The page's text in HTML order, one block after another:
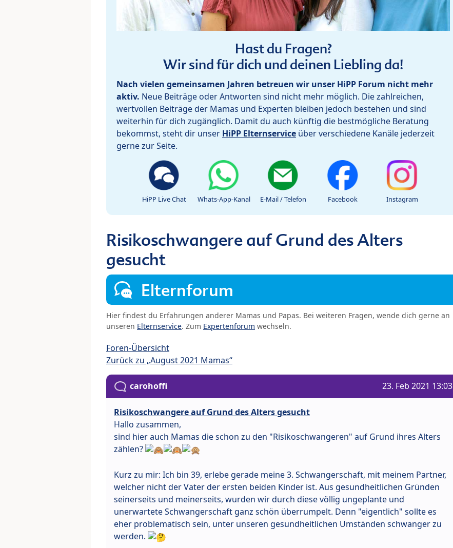
Hast du Fragen?
Wir sind für dich und deinen Liebling da!
Nach vielen gemeinsamen Jahren betreuen wir unser HiPP Forum nicht mehr
aktiv. Neue Beiträge oder Antworten sind nicht mehr möglich. Die zahlreichen,
wertvollen Beiträge der Mamas und Experten bleiben jedoch bestehen und sind
weiterhin für dich zugänglich. Damit du auch künftig die bestmögliche Beratung
bekommst, steht dir unser HiPP Elternservice über verschiedene Kanäle jederzeit
gerne zur Seite.
HiPP Live Chat Whats-App-Kanal E-Mail / Telefon Facebook Instagram
Risikoschwangere auf Grund des Alters
gesucht
Elternforum
Hier findest du Erfahrungen anderer Mamas und Papas. Bei weiteren Fragen, wende dich gerne an
unseren Elternservice. Zum Expertenforum wechseln.
Foren-Übersicht
Zurück zu „August 2021 Mamas“
carohoffi 23. Feb 2021 13:03
Risikoschwangere auf Grund des Alters gesucht
Hallo zusammen,
sind hier auch Mamas die schon zu den "Risikoschwangeren" auf Grund ihres Alters
zählen?
Kurz zu mir: Ich bin 39, erlebe gerade meine 3. Schwangerschaft, mit meinem Partner,
welcher nicht der Vater der ersten beiden Kinder ist. Aus gesundheitlichen Gründen
seinerseits und meinerseits, wurden wir durch diese völlig ungeplante und
unerwartete Schwangerschaft ganz schön überrumpelt. Denn "eigentlich" sollte es
eher problematisch sein, unter unseren gesundheitlichen Umständen schwanger zu
werden.